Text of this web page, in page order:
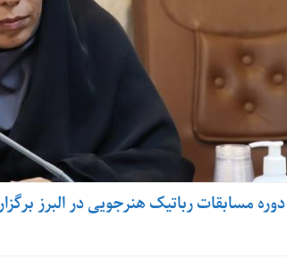
مسابقات رباتیک هنرجویی در البرز